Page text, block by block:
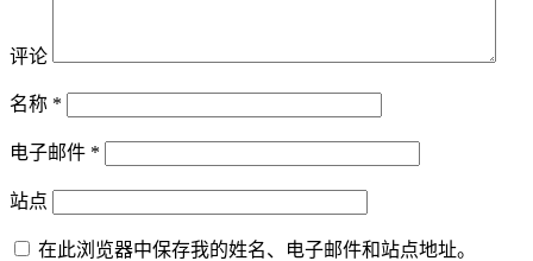
评论
名称 *
电子邮件 *
站点
在此浏览器中保存我的姓名、电子邮件和站点地址。